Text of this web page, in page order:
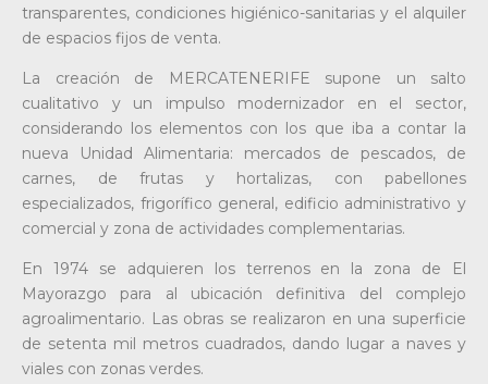
transparentes, condiciones higiénico-sanitarias y el alquiler
de espacios fijos de venta.
La creación de MERCATENERIFE supone un salto
cualitativo y un impulso modernizador en el sector,
considerando los elementos con los que iba a contar la
nueva Unidad Alimentaria: mercados de pescados, de
carnes, de frutas y hortalizas, con pabellones
especializados, frigorífico general, edificio administrativo y
comercial y zona de actividades complementarias.
En 1974 se adquieren los terrenos en la zona de El
Mayorazgo para al ubicación definitiva del complejo
agroalimentario. Las obras se realizaron en una superficie
de setenta mil metros cuadrados, dando lugar a naves y
viales con zonas verdes.